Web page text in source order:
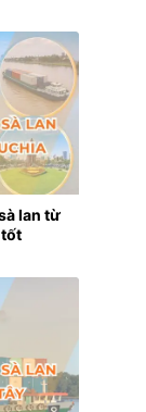
lan từ
tốt